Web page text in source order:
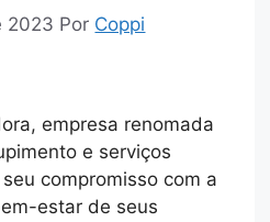
2023 Por Coppi
empresa renomada
e serviços
compromisso com a
estar de seus